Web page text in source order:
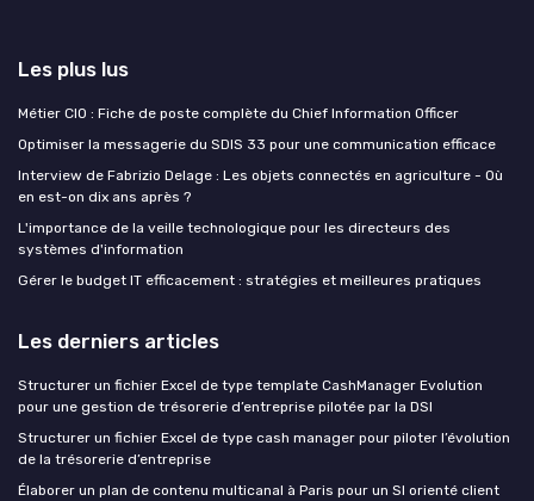
Les plus lus
Métier CIO : Fiche de poste complète du Chief Information Officer
Optimiser la messagerie du SDIS 33 pour une communication efficace
Interview de Fabrizio Delage : Les objets connectés en agriculture - Où
en est-on dix ans après ?
L'importance de la veille technologique pour les directeurs des
systèmes d'information
Gérer le budget IT efficacement : stratégies et meilleures pratiques
Les derniers articles
Structurer un fichier Excel de type template CashManager Evolution
pour une gestion de trésorerie d’entreprise pilotée par la DSI
Structurer un fichier Excel de type cash manager pour piloter l’évolution
de la trésorerie d’entreprise
Élaborer un plan de contenu multicanal à Paris pour un SI orienté client